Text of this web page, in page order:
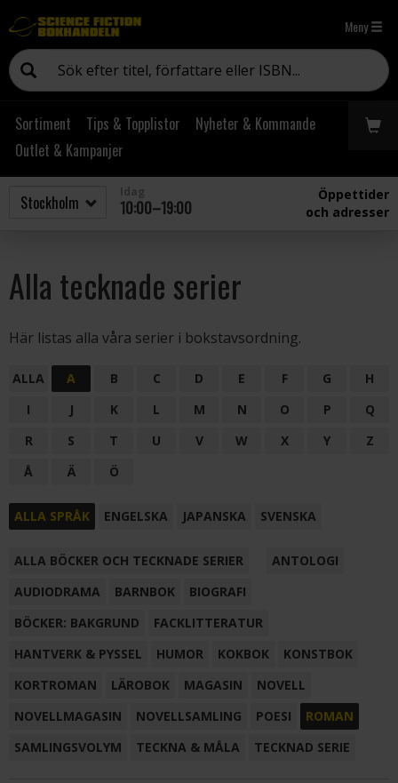
Meny
Sortiment Tips & Topplistor
Nyheter & Kommande
Outlet & Kampanjer
10:00–19:00
Öppettider
och adresser
Alla tecknade serier
Här listas alla våra serier i bokstavsordning.
ALLA A B C D E F G
H
I
J K L M N O P
Q
R
S T U V W X Y
Z
Å
Ä Ö
ALLA SPRÅK ENGELSKA JAPANSKA SVENSKA
ALLA BÖCKER OCH TECKNADE SERIER
ANTOLOGI
AUDIODRAMA
BARNBOK
BIOGRAFI
BÖCKER: BAKGRUND
FACKLITTERATUR
HANTVERK & PYSSEL
HUMOR KOKBOK
KONSTBOK
KORTROMAN
LÄROBOK MAGASIN
NOVELL
NOVELLMAGASIN
NOVELLSAMLING POESI
ROMAN
SAMLINGSVOLYM
TECKNA & MÅLA TECKNAD SERIE